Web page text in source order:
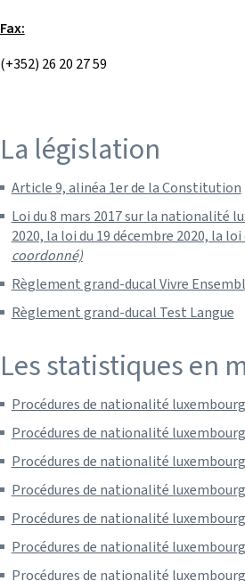
Fax:
(+352) 26 20 27 59
La législation
Article 9, alinéa 1er de la Constitution
Loi du 8 mars 2017 sur la nationalité
2020, la loi du 19 décembre 2020, la
coordonné)
Règlement grand-ducal Vivre
Règlement grand-ducal Test Langue
Les statistiques en
Procédures de nationalité
Procédures de nationalité
Procédures de nationalité
Procédures de nationalité
Procédures de nationalité
Procédures de nationalité
Procédures de nationalité